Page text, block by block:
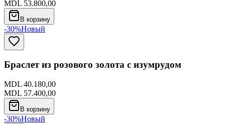
MDL 53.800,00
В корзину
-30%Новый
Браслет из розового золота с изумрудом
MDL 40.180,00
MDL 57.400,00
В корзину
-30%Новый